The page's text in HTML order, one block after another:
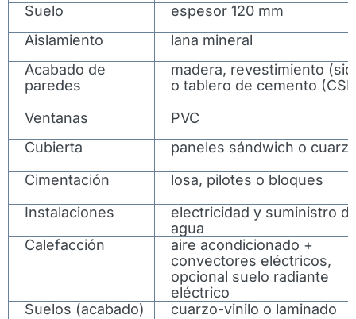
Suelo
espesor 120 mm
Aislamiento
lana mineral
Acabado de
paredes
madera, revestimiento
o tablero de cemento
Ventanas
PVC
Cubierta
paneles sándwich o
Cimentación
losa, pilotes o bloques
Instalaciones
electricidad y suministro
agua
Calefacción
aire acondicionado +
convectores eléctricos,
opcional suelo radiante
eléctrico
Suelos (acabado)
cuarzo-vinilo o laminado